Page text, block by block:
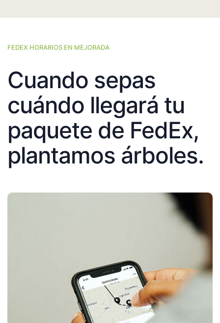
FEDEX HORARIOS EN MEJORADA
Cuando sepas
cuándo llegará tu
paquete de FedEx,
plantamos árboles.